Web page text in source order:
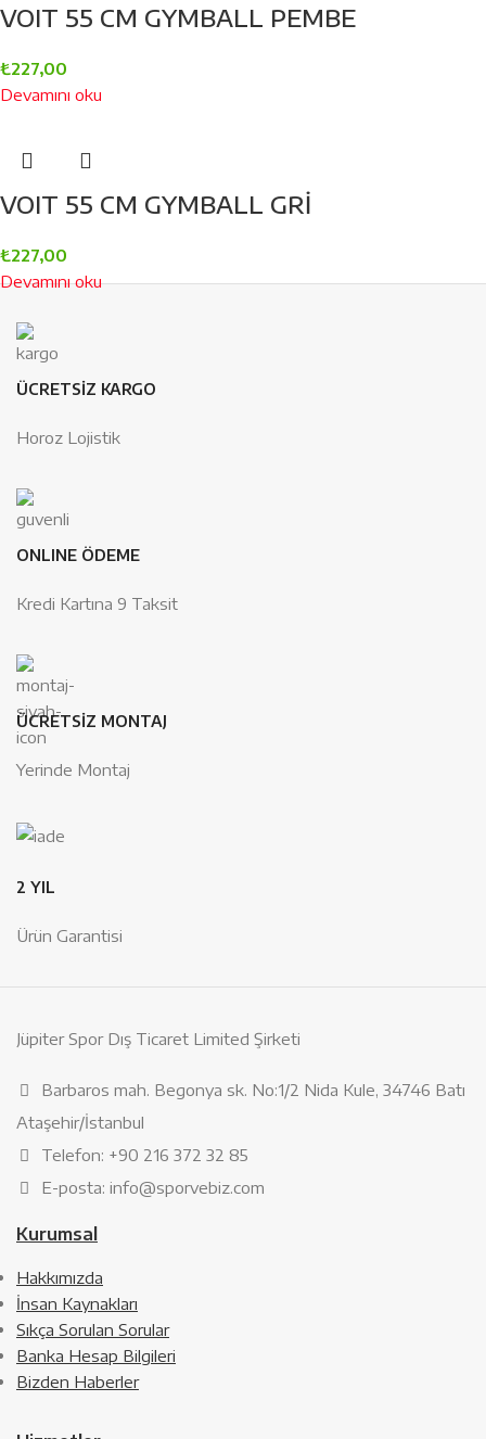
VOIT 55 CM GYMBALL PEMBE
₺227,00
Devamını oku
VOIT 55 CM GYMBALL GRİ
₺227,00
Devamını oku
ÜCRETSİZ KARGO
Horoz Lojistik
ONLINE ÖDEME
Kredi Kartına 9 Taksit
ÜCRETSİZ MONTAJ
Yerinde Montaj
2 YIL
Ürün Garantisi
Jüpiter Spor Dış Ticaret Limited Şirketi
Barbaros mah. Begonya sk. No:1/2 Nida Kule, 34746 Batı
Ataşehir/İstanbul
Telefon: +90 216 372 32 85
E-posta: info@sporvebiz.com
Kurumsal
Hakkımızda
İnsan Kaynakları
Sıkça Sorulan Sorular
Banka Hesap Bilgileri
Bizden Haberler